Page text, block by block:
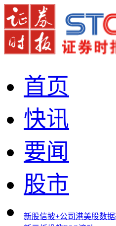
首页
快讯
要闻
股市
新股信披+公司港美股数据